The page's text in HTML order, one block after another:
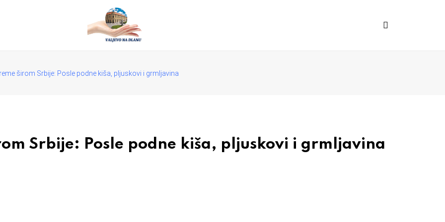
širom Srbije: Posle podne kiša, pljuskovi i grmljavina
Srbije: Posle podne kiša, pljuskovi i grmljavina